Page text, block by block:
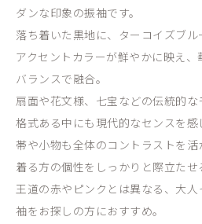
ダンな印象の振袖です。
落ち着いた黒地に、ターコイズブ
アクセントカラーが鮮やかに映え
バランスで融合。
扇面や花文様、七宝などの伝統的な
格式ある中にも現代的なセンスを感
帯や小物も全体のコントラストを活
着る方の個性をしっかりと際立たせ
王道の赤やピンクとは異なる、大
袖をお探しの方におすすめ。